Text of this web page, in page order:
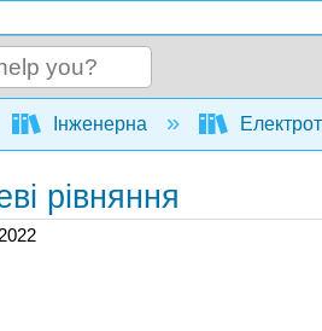
global hierarchy
Інженерна
рівняння